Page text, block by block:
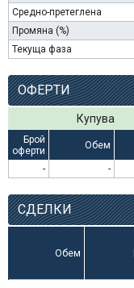
Средно-претеглена
Промяна (%)
Текуща фаза
ОФЕРТИ
Купува
Брой
оферти
Обем
-
-
СДЕЛКИ
Обем